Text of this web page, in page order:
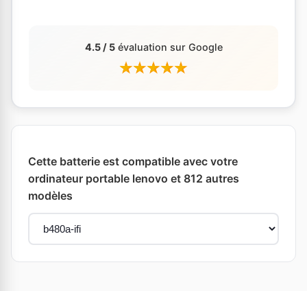
4.5 / 5évaluation sur Google
Cette batterie est compatible avec votre
ordinateur portable lenovo et 812 autres
modèles